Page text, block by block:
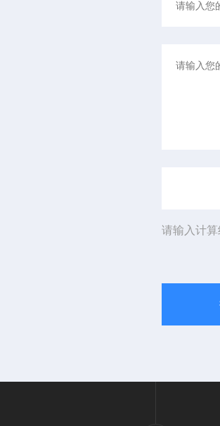
请输入计